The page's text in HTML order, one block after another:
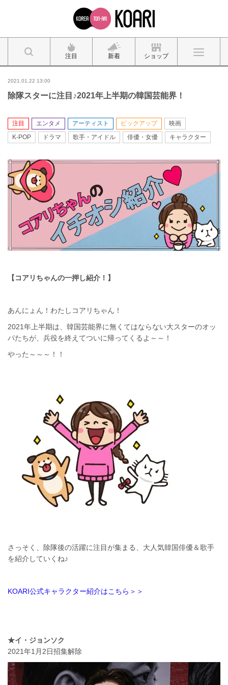
注目 新着 ショップ
2021.01.22 13:00
除隊スターに注目♪2021年上半期の韓国芸能界！
注目 エンタメ アーティスト ピックアップ
映画
K-POP
ドラマ 歌手・アイドル 俳優・女優 キャラクター
【コアリちゃんの一押し紹介！】
あんにょん！わたしコアリちゃん！
2021年上半期は、韓国芸能界に無くてはならない大スターのオッ
パたちが、兵役を終えてついに帰ってくるよ～～！
やった～～～！！
さっそく、除隊後の活躍に注目が集まる、大人気韓国俳優＆歌手
を紹介していくね♪
KOARI公式キャラクター紹介はこちら＞＞
★イ・ジョンソク
2021年1月2日招集解除